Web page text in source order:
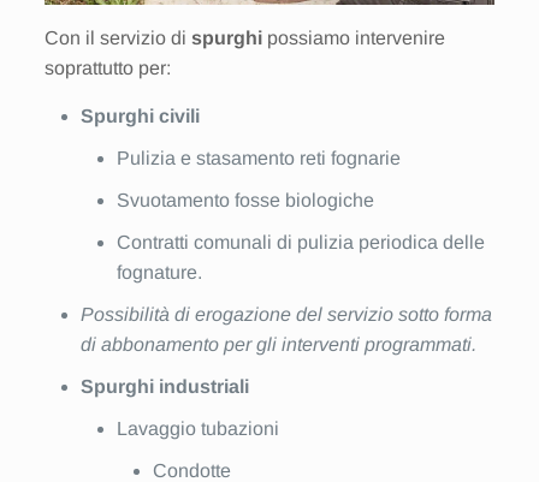
Con il servizio di spurghi possiamo intervenire
soprattutto per:
Spurghi civili
Pulizia e stasamento reti fognarie
Svuotamento fosse biologiche
Contratti comunali di pulizia periodica delle
fognature.
Possibilità di erogazione del servizio sotto forma
di abbonamento per gli interventi programmati.
Spurghi industriali
Lavaggio tubazioni
Condotte